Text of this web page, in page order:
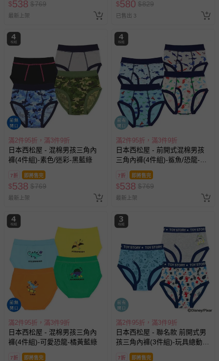
$538 $769
最新上架
$580 $829
已售出 3
滿2件95折，滿3件9折
日本西松屋 - 混棉男孩三角內
褲(4件組)-素色/迷彩-黑藍綠
7折 即將售完
$538 $769
最新上架
滿2件95折，滿3件9折
日本西松屋 - 前開式混棉男孩
三角內褲(4件組)-鯊魚/恐龍-藍
7折 即將售完
$538 $769
最新上架
滿2件95折，滿3件9折
日本西松屋 - 混棉男孩三角內
褲(4件組)-可愛恐龍-橘黃藍綠
7折 即將售完
滿2件95折，滿3件9折
日本西松屋 - 聯名款 前開式男
孩三角內褲(3件組)-玩具總動
員-藍灰系
7折 即將售完